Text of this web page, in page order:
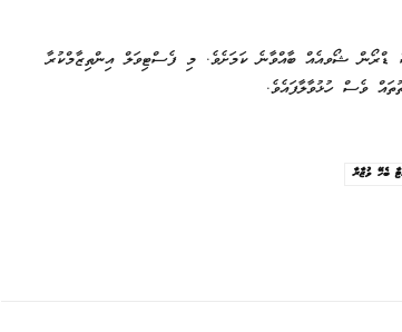
ޝޯވއެއް ބާއްވާނެ ކަމަށެވެ. މި ފެސްޓިވަލް އިންތިޒާމްކުރާ
ވެސް ހުޅުވާލާފައެވެ.
ބެހޭ ވުޒާރާ